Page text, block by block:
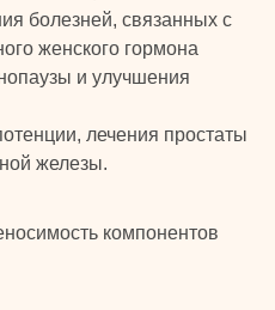
болезней, связанных с
женского гормона
и улучшения
лечения простаты
железы.
компонентов